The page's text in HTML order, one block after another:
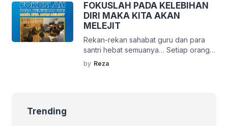
FOKUSLAH PADA KELEBIHAN
DIRI MAKA KITA AKAN
MELEJIT
Rekan-rekan sahabat guru dan para
santri hebat semuanya… Setiap orang
memiliki kelebihan dan kekurangan
masing-masing. Demikian fitrah yang
by Reza
Trending